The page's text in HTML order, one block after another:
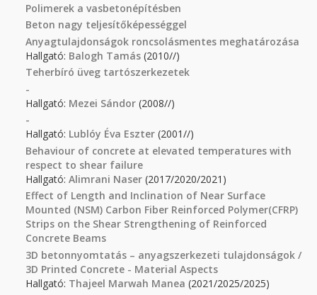
Polimerek a vasbetonépítésben
Beton nagy teljesítőképességgel
Anyagtulajdonságok roncsolásmentes meghatározása
Hallgató: Balogh Tamás (2010//)
Teherbíró üveg tartószerkezetek
-
Hallgató: Mezei Sándor (2008//)
-
Hallgató: Lublóy Éva Eszter (2001//)
Behaviour of concrete at elevated temperatures with
respect to shear failure
Hallgató: Alimrani Naser (2017/2020/2021)
Effect of Length and Inclination of Near Surface
Mounted (NSM) Carbon Fiber Reinforced Polymer(CFRP)
Strips on the Shear Strengthening of Reinforced
Concrete Beams
3D betonnyomtatás – anyagszerkezeti tulajdonságok /
3D Printed Concrete - Material Aspects
Hallgató: Thajeel Marwah Manea (2021/2025/2025)